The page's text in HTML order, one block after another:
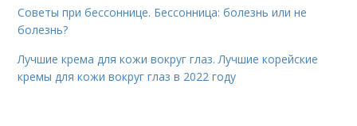
Советы при бессоннице. Бессонница: болезнь или не
болезнь?
Лучшие крема для кожи вокруг глаз. Лучшие корейские
кремы для кожи вокруг глаз в 2022 году